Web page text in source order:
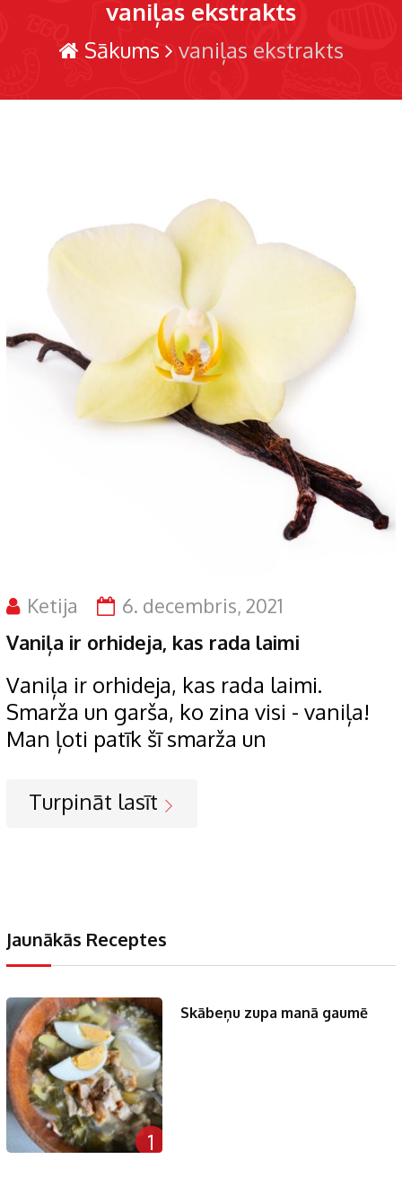
vaniļas ekstrakts
Sākums vaniļas ekstrakts
Ketija 6. decembris, 2021
Vaniļa ir orhideja, kas rada laimi
Vaniļa ir orhideja, kas rada laimi.
Smarža un garša, ko zina visi - vaniļa!
Man ļoti patīk šī smarža un
Turpināt lasīt
Jaunākās Receptes
1
Skābeņu zupa manā gaumē